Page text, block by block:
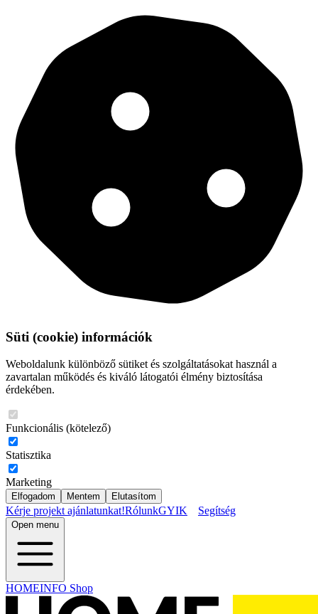
Süti (cookie) információk
Weboldalunk különböző sütiket és szolgáltatásokat használ a
zavartalan működés és kiváló látogatói élmény biztosítása
érdekében.
Funkcionális (kötelező)
Statisztika
Marketing
Elfogadom Mentem Elutasítom
Kérje projekt ajánlatunkat!RólunkGYIK Segítség
Open menu
HOMEINFO Shop